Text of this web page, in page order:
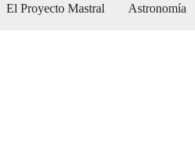
El Proyecto Mastral Astronomía